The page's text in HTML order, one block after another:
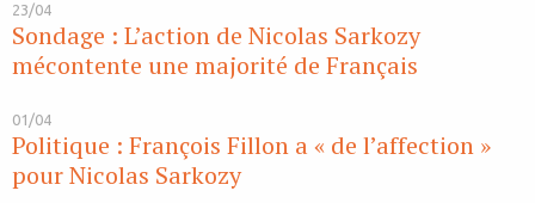
23/04
Sondage : L’action de Nicolas Sarkozy
mécontente une majorité de Français
01/04
Politique : François Fillon a « de l’affection »
pour Nicolas Sarkozy